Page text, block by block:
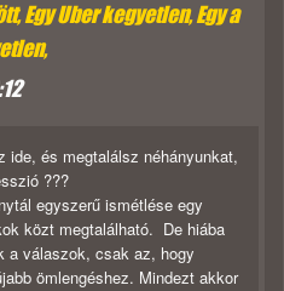
Egy Uber kegyetlen, Egy a
ide, és megtalálsz néhányunkat,
???
egyszerű ismétlése egy
közt megtalálható. De hiába
a válaszok, csak az, hogy
ömlengéshez. Mindezt akkor